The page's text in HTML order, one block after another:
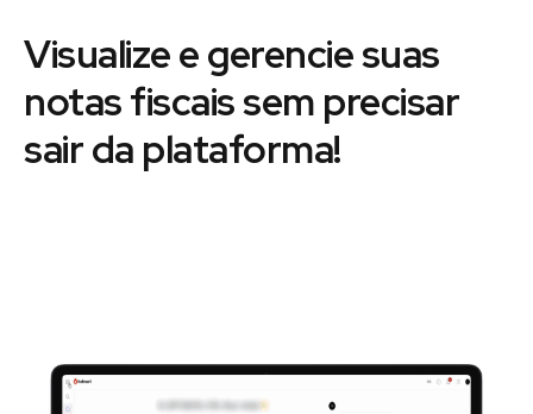
Visualize e gerencie suas
notas fiscais sem precisar
sair da plataforma!